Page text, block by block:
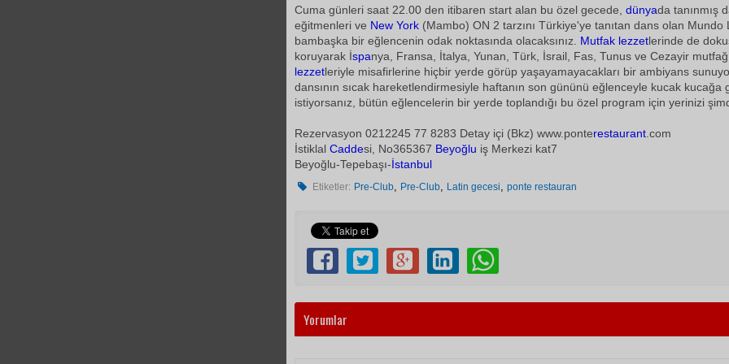
Cuma günleri saat 22.00 den itibaren start alan bu özel gecede, dünyada tanınmış
eğitmenleri ve New York (Mambo) ON 2 tarzını Türkiye'ye tanıtan dans olan Mundo
bambaşka bir eğlencenin odak noktasında olacaksınız. Mutfak lezzetlerinde de
koruyarak İspanya, Fransa, İtalya, Yunan, Türk, İsrail, Fas, Tunus ve Cezayir
lezzetleriyle misafirlerine hiçbir yerde görüp yaşayamayacakları bir ambiyans
dansının sıcak hareketlendirmesiyle haftanın son gününü eğlenceyle kucak kucağa
istiyorsanız, bütün eğlencelerin bir yerde toplandığı bu özel program için yerinizi
Rezervasyon 0212245 77 8283 Detay içi (Bkz) www.ponterestaurant .com
İstiklal Caddesi, No365367 Beyoğlu iş Merkezi kat7
Beyoğlu-Tepebaşı-İstanbul
Etiketler: Pre-Club, Pre-Club, Latin gecesi,ponte restauran
Yorumlar